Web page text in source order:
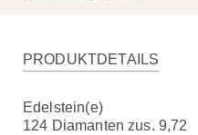
PRODUKTDETAILS
Edelstein(e)
124 Diamanten zus. 9,72